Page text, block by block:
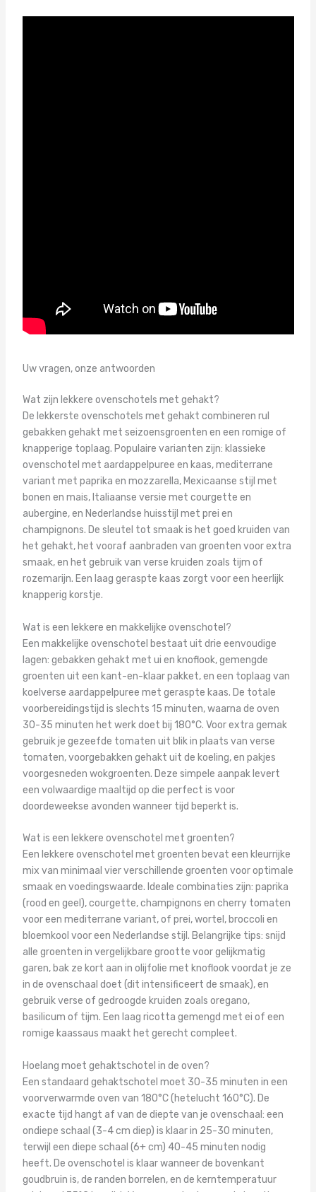
Uw vragen, onze antwoorden
Wat zijn lekkere ovenschotels met gehakt?
De lekkerste ovenschotels met gehakt combineren rul
gebakken gehakt met seizoensgroenten en een romige of
knapperige toplaag. Populaire varianten zijn: klassieke
ovenschotel met aardappelpuree en kaas, mediterrane
variant met paprika en mozzarella, Mexicaanse stijl met
bonen en mais, Italiaanse versie met courgette en
aubergine, en Nederlandse huisstijl met prei en
champignons. De sleutel tot smaak is het goed kruiden van
het gehakt, het vooraf aanbraden van groenten voor extra
smaak, en het gebruik van verse kruiden zoals tijm of
rozemarijn. Een laag geraspte kaas zorgt voor een heerlijk
knapperig korstje.
Wat is een lekkere en makkelijke ovenschotel?
Een makkelijke ovenschotel bestaat uit drie eenvoudige
lagen: gebakken gehakt met ui en knoflook, gemengde
groenten uit een kant-en-klaar pakket, en een toplaag van
koelverse aardappelpuree met geraspte kaas. De totale
voorbereidingstijd is slechts 15 minuten, waarna de oven
30-35 minuten het werk doet bij 180°C. Voor extra gemak
gebruik je gezeefde tomaten uit blik in plaats van verse
tomaten, voorgebakken gehakt uit de koeling, en pakjes
voorgesneden wokgroenten. Deze simpele aanpak levert
een volwaardige maaltijd op die perfect is voor
doordeweekse avonden wanneer tijd beperkt is.
Wat is een lekkere ovenschotel met groenten?
Een lekkere ovenschotel met groenten bevat een kleurrijke
mix van minimaal vier verschillende groenten voor optimale
smaak en voedingswaarde. Ideale combinaties zijn: paprika
(rood en geel), courgette, champignons en cherry tomaten
voor een mediterrane variant, of prei, wortel, broccoli en
bloemkool voor een Nederlandse stijl. Belangrijke tips: snijd
alle groenten in vergelijkbare grootte voor gelijkmatig
garen, bak ze kort aan in olijfolie met knoflook voordat je ze
in de ovenschaal doet (dit intensificeert de smaak), en
gebruik verse of gedroogde kruiden zoals oregano,
basilicum of tijm. Een laag ricotta gemengd met ei of een
romige kaassaus maakt het gerecht compleet.
Hoelang moet gehaktschotel in de oven?
Een standaard gehaktschotel moet 30-35 minuten in een
voorverwarmde oven van 180°C (hetelucht 160°C). De
exacte tijd hangt af van de diepte van je ovenschaal: een
ondiepe schaal (3-4 cm diep) is klaar in 25-30 minuten,
terwijl een diepe schaal (6+ cm) 40-45 minuten nodig
heeft. De ovenschotel is klaar wanneer de bovenkant
goudbruin is, de randen borrelen, en de kerntemperatuur